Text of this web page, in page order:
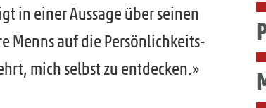
in einer Aussage über seinen
Menns auf die Persönlichkeits-
mich selbst zu entdecken.»